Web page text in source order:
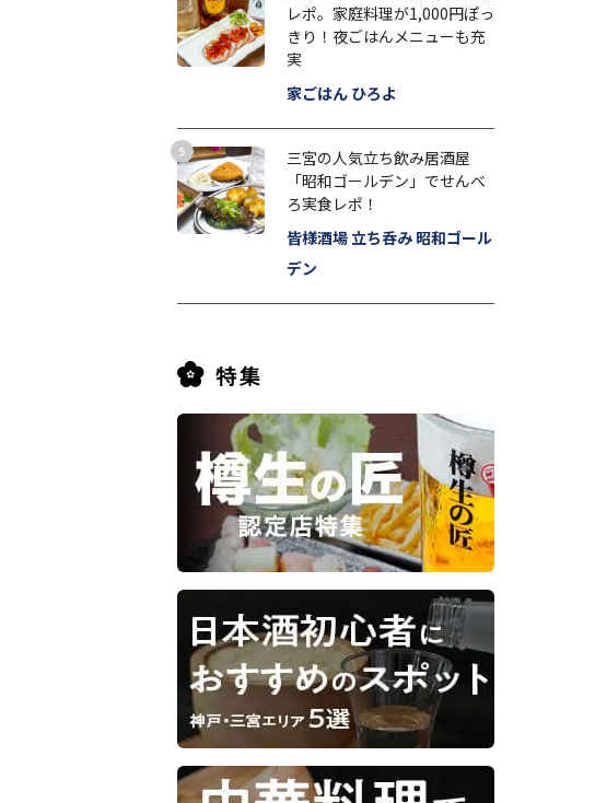
グリーンシャポービルの地下1階
レポ。家庭料理が1,000円ぽっ
きり！夜ごはんメニューも充
実
家ごはん ひろよ
三宮の人気立ち飲み居酒屋
「昭和ゴールデン」でせんべ
ろ実食レポ！
皆様酒場 立ち呑み 昭和ゴール
デン